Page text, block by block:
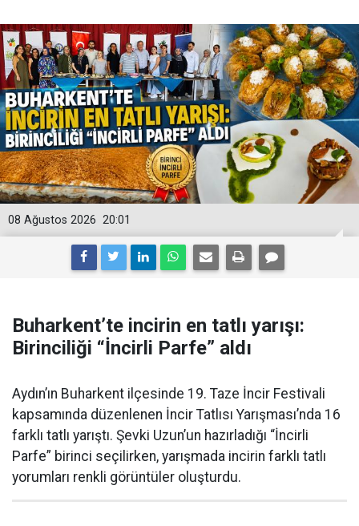
20:01
08 Ağustos 2026
Buharkent’te incirin en tatlı yarışı:
Birinciliği “İncirli Parfe” aldı
Aydın’ın Buharkent ilçesinde 19. Taze İncir Festivali
kapsamında düzenlenen İncir Tatlısı Yarışması’nda 16
farklı tatlı yarıştı. Şevki Uzun’un hazırladığı “İncirli
Parfe” birinci seçilirken, yarışmada incirin farklı tatlı
yorumları renkli görüntüler oluşturdu.